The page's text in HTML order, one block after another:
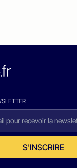
S'INSCRIRE